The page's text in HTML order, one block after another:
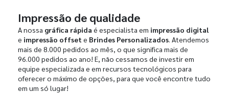
Impressão de qualidade
A nossa gráfica rápida é especialista em impressão digital
e impressão offset e Brindes Personalizados. Atendemos
mais de 8.000 pedidos ao mês, o que significa mais de
96.000 pedidos ao ano! E, não cessamos de investir em
equipe especializada e em recursos tecnológicos para
oferecer o máximo de opções, para que você encontre tudo
em um só lugar!